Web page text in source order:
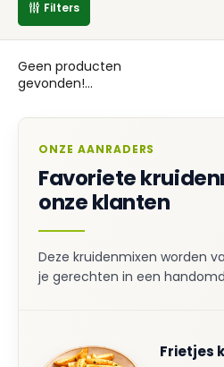
Filters
Geen producten
gevonden!...
ONZE AANRADERS
Favoriete
onze klanten
Deze kruidenmixen worden
je gerechten in een
Frietjes